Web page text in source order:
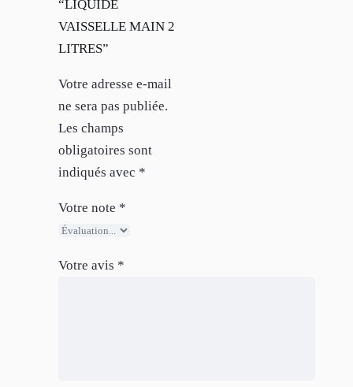
“LIQUIDE
VAISSELLE MAIN 2
LITRES”
Votre adresse e-mail
ne sera pas publiée.
Les champs
obligatoires sont
indiqués avec *
Votre note *
Votre avis *